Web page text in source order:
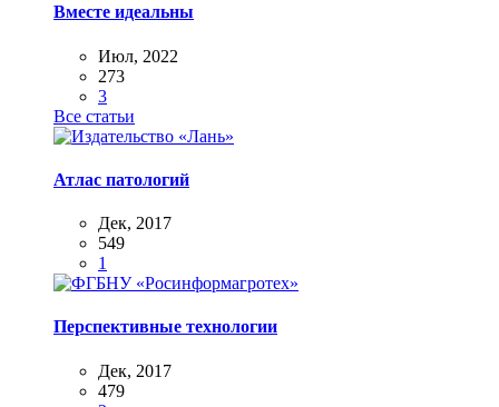
Вместе идеальны
Июл, 2022
273
3
Все статьи
Атлас патологий
Дек, 2017
549
1
Перспективные технологии
Дек, 2017
479